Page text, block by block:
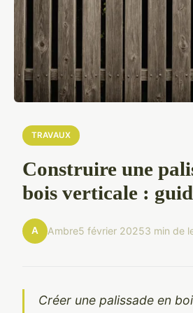
TRAVAUX
Construire une
bois verticale :
A Ambre5 février 20253 min de
Créer une palissade en